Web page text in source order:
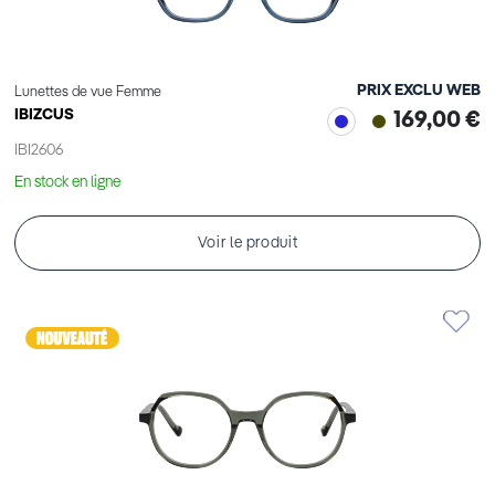
Lunettes de vue Femme
IBIZCUS
IBI2606
PRIX EXCLU WEB
169,00 €
En stock en ligne
Voir le produit